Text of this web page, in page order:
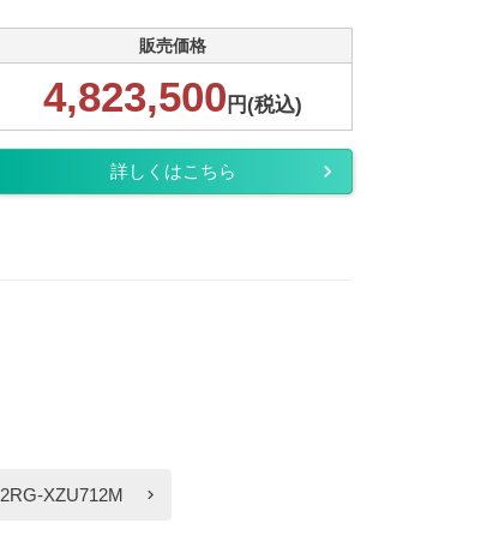
販売価格
4,823,500 円(税込)
詳しくはこちら
2RG-XZU712M